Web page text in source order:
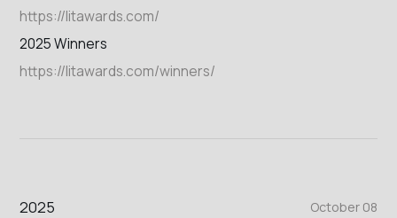
https://litawards.com/
2025 Winners
https://litawards.com/winners/
2025 October 08